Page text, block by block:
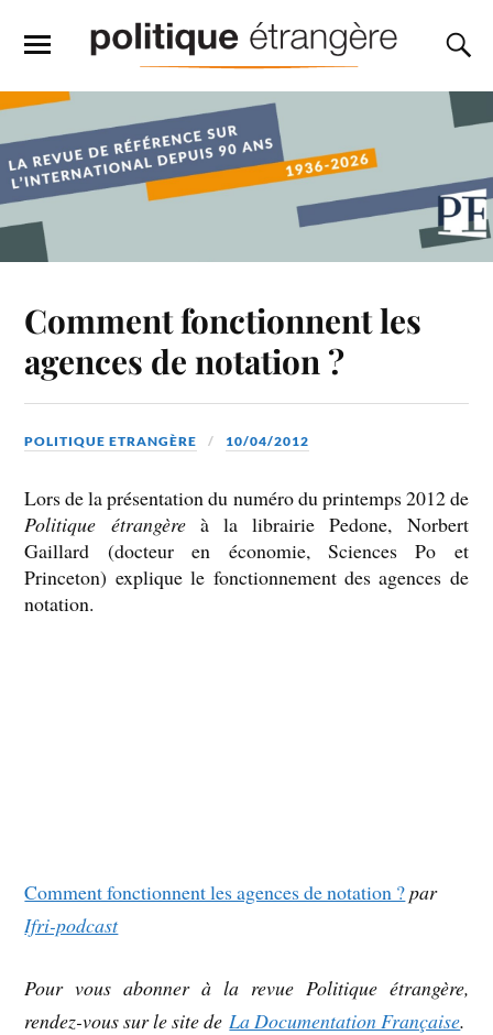
Comment fonctionnent les
agences de notation ?
POLITIQUE ETRANGÈRE 10/04/2012
Lors de la présentation du numéro du printemps 2012 de
Politique étrangèreà la librairie Pedone, Norbert
Gaillard (docteur en économie, Sciences Po et
Princeton) explique le fonctionnement des agences de
notation.
Comment fonctionnent les agences de notation ?par
Ifri-podcast
Pour vous abonner à la revue Politique étrangère,
rendez-vous sur le site de La Documentation Française.